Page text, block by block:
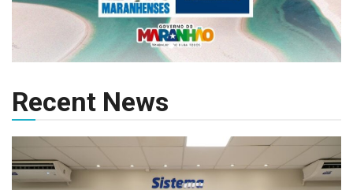
Recent News